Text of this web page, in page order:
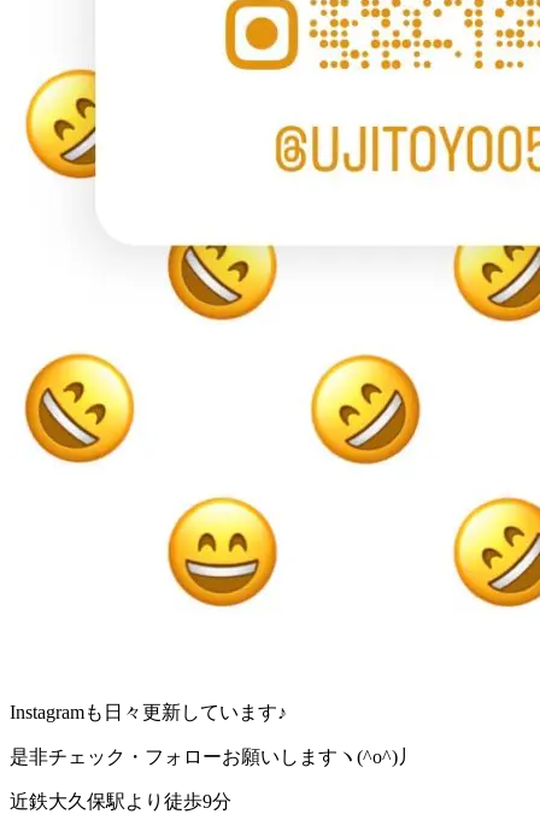
Instagramも日々更新しています♪
是非チェック・フォローお願いしますヽ(^o^)丿
近鉄大久保駅より徒歩9分